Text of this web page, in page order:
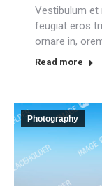
Vestibulum et
feugiat eros
ornare in,
Read more
Photography